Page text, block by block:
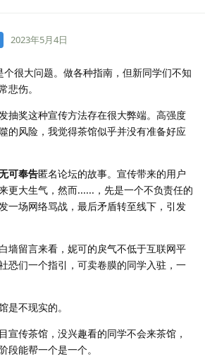
2023年5月4日
个很大问题。做各种指南，但新同学们不知
悲伤。
抽奖这种宣传方法存在很大弊端。高强度
的风险，我觉得茶馆似乎并没有准备好应
可奉告匿名论坛的故事。宣传带来的用户
更大生气，然而......，先是一个不负责任的
一场网络骂战，最后矛盾转至线下，引发
墙留言来看，妮可的戾气不低于互联网平
恐们一个指引，可卖卷膜的同学入驻，一
是不现实的。
宣传茶馆，没兴趣看的同学不会来茶馆，
段能帮一个是一个。